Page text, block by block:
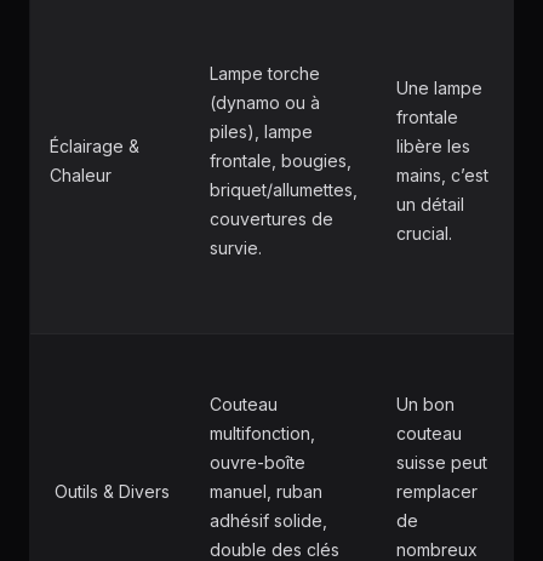
Éclairage &
Chaleur
Lampe torche
(dynamo ou à
piles), lampe
frontale, bougies,
briquet/allumettes,
couvertures de
survie.
Une lampe
frontale
libère les
mains, c’est
un détail
crucial.
️ Outils & Divers
Couteau
multifonction,
ouvre-boîte
manuel, ruban
adhésif solide,
double des clés
Un bon
couteau
suisse peut
remplacer
de
nombreux